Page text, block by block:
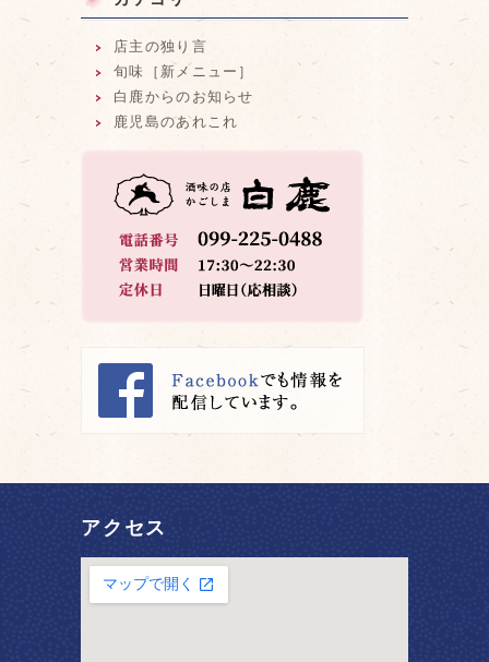
店主の独り言
旬味［新メニュー］
白鹿からのお知らせ
鹿児島のあれこれ
アクセス